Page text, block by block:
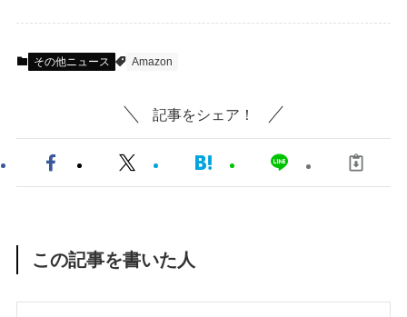
その他ニュース Amazon
記事をシェア！
この記事を書いた人